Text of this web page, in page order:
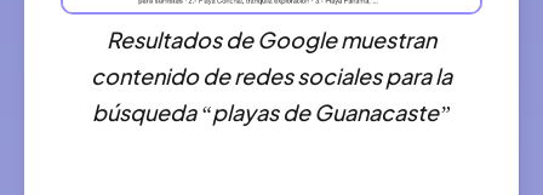
Resultados de Google muestran
contenido de redes sociales para la
búsqueda “playas de Guanacaste”